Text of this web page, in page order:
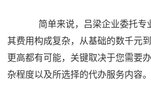
简单来说，吕梁企业委托专
其费用构成复杂，从基础的数千元
更高都有可能，关键取决于您需要
杂程度以及所选择的代办服务内容。